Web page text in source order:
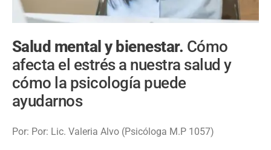
Salud mental y bienestar. Cómo
afecta el estrés a nuestra salud y
cómo la psicología puede
ayudarnos
Por: Por: Lic. Valeria Alvo (Psicóloga M.P 1057)